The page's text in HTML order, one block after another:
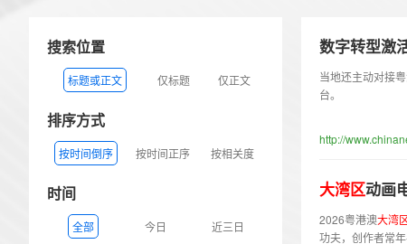
搜索位置
标题或正文 仅标题 仅正文
排序方式
按时间倒序 按时间正序 按相关度
时间
全部 今日
近三日
数字转型激
当地还主动对接
台。
http://
大湾区动画
2026粤港澳大湾
功夫，创作者常